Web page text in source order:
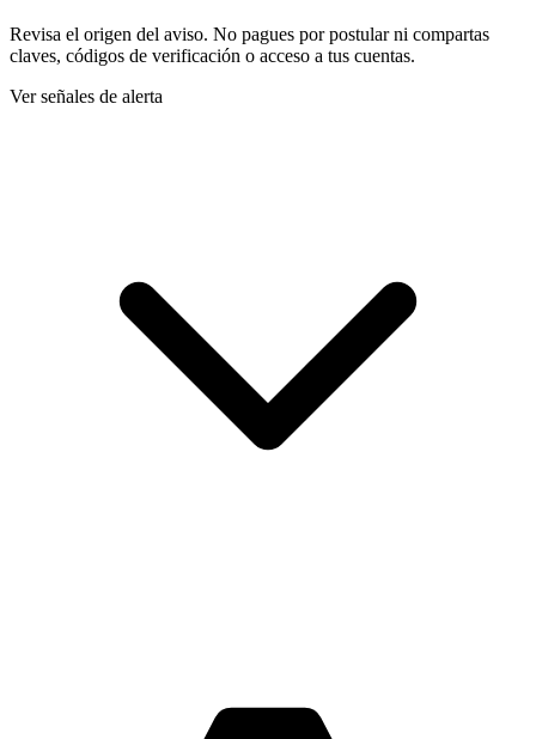
Revisa el origen del aviso. No pagues por postular ni compartas
claves, códigos de verificación o acceso a tus cuentas.
Ver señales de alerta